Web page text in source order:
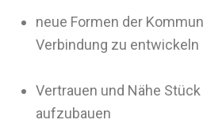
neue Formen der
Verbindung zu entwickeln
Vertrauen und Nähe
aufzubauen